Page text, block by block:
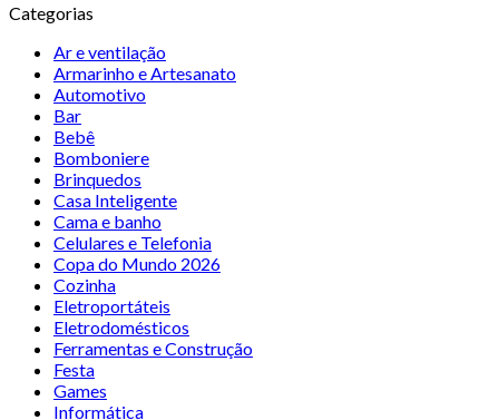
Categorias
Ar e ventilação
Armarinho e Artesanato
Automotivo
Bar
Bebê
Bomboniere
Brinquedos
Casa Inteligente
Cama e banho
Celulares e Telefonia
Copa do Mundo 2026
Cozinha
Eletroportáteis
Eletrodomésticos
Ferramentas e Construção
Festa
Games
Informática